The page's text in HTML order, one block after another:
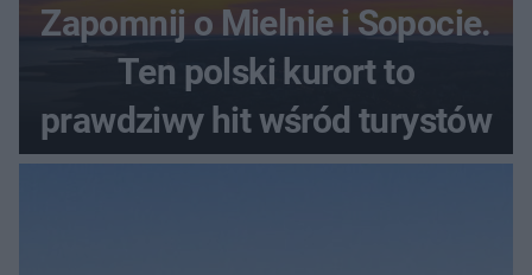
Zapomnij o Mielnie i Sopocie.
Ten polski kurort to
prawdziwy hit wśród turystów